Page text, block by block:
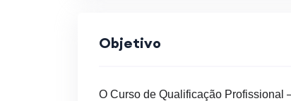
Objetivo
O Cursode Qualificação Profissional